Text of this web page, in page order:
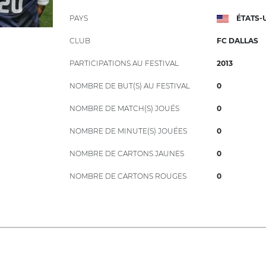
PAYS ÉTATS-
CLUB FC DALLAS
PARTICIPATIONS AU FESTIVAL 2013
NOMBRE DE BUT(S) AU FESTIVAL 0
NOMBRE DE MATCH(S) JOUÉS 0
NOMBRE DE MINUTE(S) JOUÉES 0
NOMBRE DE CARTONS JAUNES 0
NOMBRE DE CARTONS ROUGES 0